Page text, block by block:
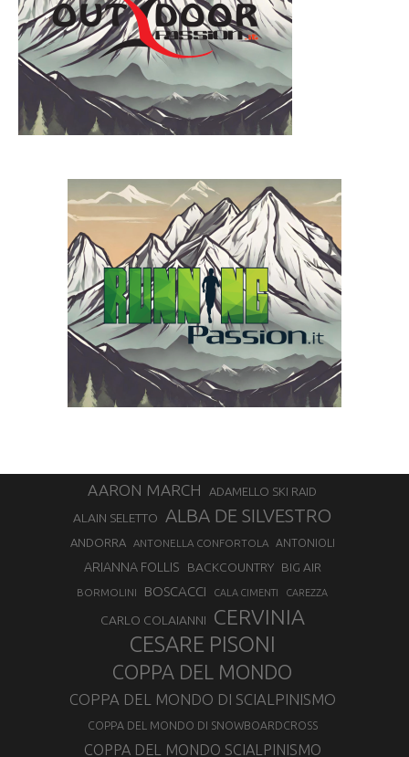
AARON MARCH ADAMELLO SKI RAID
ALAIN SELETTO ALBA DE SILVESTRO
ANDORRA ANTONELLA CONFORTOLA ANTONIOLI
ARIANNA FOLLIS BACKCOUNTRY BIG AIR
BORMOLINI BOSCACCI CALA CIMENTI CAREZZA
CARLO COLAIANNI CERVINIA
CESARE PISONI
COPPA DEL MONDO
COPPA DEL MONDO DI SCIALPINISMO
COPPA DEL MONDO DI SNOWBOARDCROSS
COPPA DEL MONDO SCIALPINISMO